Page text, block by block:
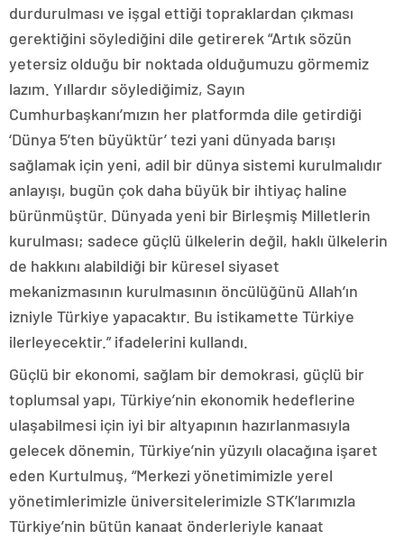
durdurulması ve işgal ettiği topraklardan çıkması
gerektiğini söylediğini dile getirerek “Artık sözün
yetersiz olduğu bir noktada olduğumuzu görmemiz
lazım. Yıllardır söylediğimiz, Sayın
Cumhurbaşkanı’mızın her platformda dile getirdiği
‘Dünya 5’ten büyüktür’ tezi yani dünyada barışı
sağlamak için yeni, adil bir dünya sistemi kurulmalıdır
anlayışı, bugün çok daha büyük bir ihtiyaç haline
bürünmüştür. Dünyada yeni bir Birleşmiş Milletlerin
kurulması; sadece güçlü ülkelerin değil, haklı ülkelerin
de hakkını alabildiği bir küresel siyaset
mekanizmasının kurulmasının öncülüğünü Allah’ın
izniyle Türkiye yapacaktır. Bu istikamette Türkiye
ilerleyecektir.” ifadelerini kullandı.
Güçlü bir ekonomi, sağlam bir demokrasi, güçlü bir
toplumsal yapı, Türkiye’nin ekonomik hedeflerine
ulaşabilmesi için iyi bir altyapının hazırlanmasıyla
gelecek dönemin, Türkiye’nin yüzyılı olacağına işaret
eden Kurtulmuş, “Merkezi yönetimimizle yerel
yönetimlerimizle üniversitelerimizle STK’larımızla
Türkiye’nin bütün kanaat önderleriyle kanaat